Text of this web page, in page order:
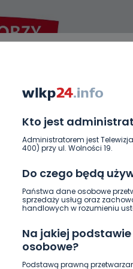
Kto jest
Administratorem jest
400) przy ul. Wolności 19.
Do czego będą
Państwa dane osobowe
sprzedaży usług oraz
handlowych w rozumieniu
Na jakiej
osobowe?
Podstawą prawną
CIEKAWOSTKI EDUKACJA
RELIGIA SAMORZĄD